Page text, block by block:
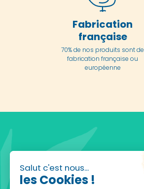
Salut c'est nous...
les Cookies !
Fabrication
française
70% de nos produits sont de
fabrication française ou
européenne